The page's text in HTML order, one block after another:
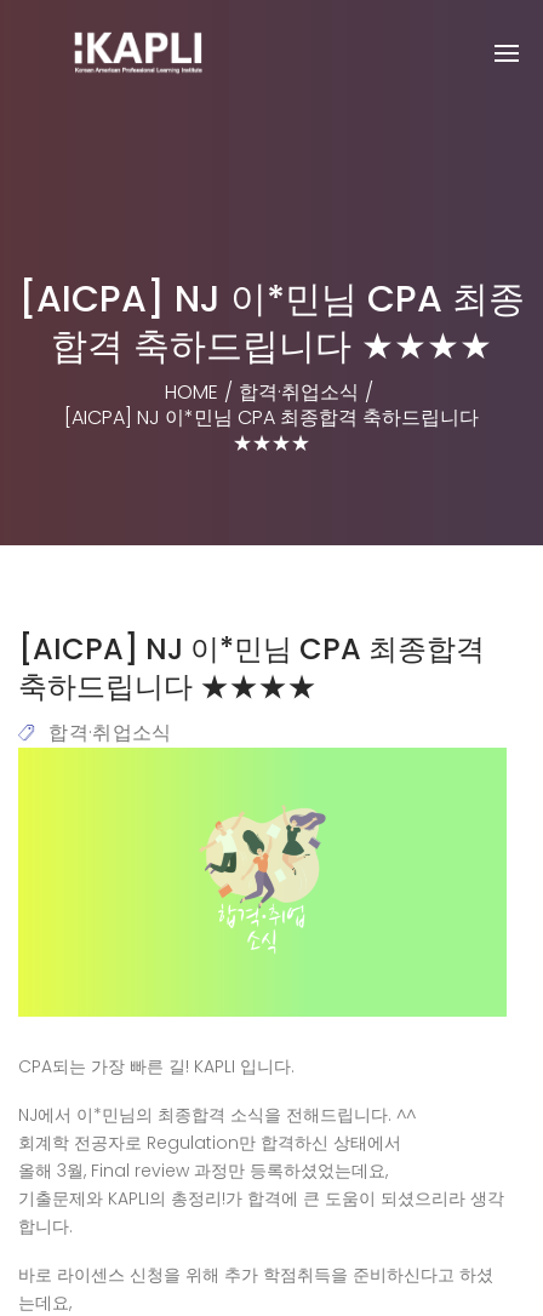
[AICPA] NJ 이*민님 CPA 최종
합격 축하드립니다 ★★★★
HOME / 합격·취업소식 /
[AICPA] NJ 이*민님 CPA 최종합격 축하드립니다
★★★★
[AICPA] NJ 이*민님 CPA 최종합격
축하드립니다 ★★★★
합격·취업소식
CPA되는 가장 빠른 길! KAPLI 입니다.
NJ에서 이*민님의 최종합격 소식을 전해드립니다. ^^
회계학 전공자로 Regulation만 합격하신 상태에서
올해 3월, Final review 과정만 등록하셨었는데요,
기출문제와 KAPLI의 총정리!가 합격에 큰 도움이 되셨으리라 생각
합니다.
바로 라이센스 신청을 위해 추가 학점취득을 준비하신다고 하셨
는데요,